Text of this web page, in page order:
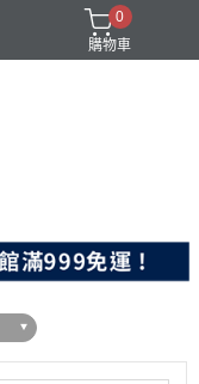
0
購物車